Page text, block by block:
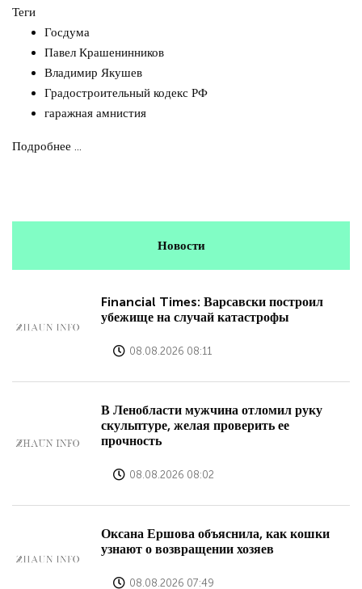
Теги
Госдума
Павел Крашенинников
Владимир Якушев
Градостроительный кодекс РФ
гаражная амнистия
Подробнее ...
Новости
Financial Times: Варсавски построил
убежище на случай катастрофы
08.08.2026 08:11
В Ленобласти мужчина отломил руку
скульптуре, желая проверить ее
прочность
08.08.2026 08:02
Оксана Ершова объяснила, как кошки
узнают о возвращении хозяев
08.08.2026 07:49